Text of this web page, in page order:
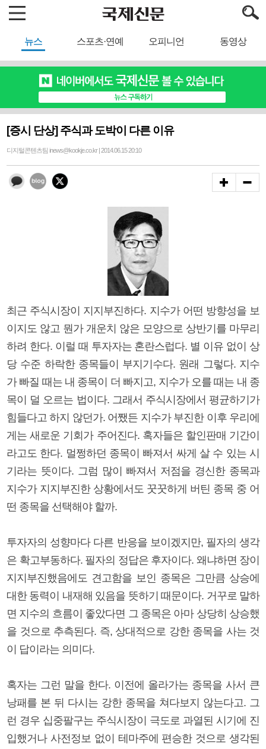
뉴스 스포츠·연예 오피니언 동영상
[증시 단상] 주식과 도박이 다른 이유
디지털콘텐츠팀 inews@kookje.co.kr | 2014.06.15 20:10
최근 주식시장이 지지부진하다. 지수가 어떤 방향성을 보
이지도 않고 뭔가 개운치 않은 모양으로 상반기를 마무리
하려 한다. 이럴 때 투자자는 혼란스럽다. 별 이유 없이 상
당 수준 하락한 종목들이 부지기수다. 원래 그렇다. 지수
가 빠질 때는 내 종목이 더 빠지고, 지수가 오를 때는 내 종
목이 덜 오르는 법이다. 그래서 주식시장에서 평균하기가
힘들다고 하지 않던가. 어쨌든 지수가 부진한 이후 우리에
게는 새로운 기회가 주어진다. 혹자들은 할인판매 기간이
라고도 한다. 멀쩡하던 종목이 빠져서 싸게 살 수 있는 시
기라는 뜻이다. 그럼 많이 빠져서 저점을 경신한 종목과
지수가 지지부진한 상황에서도 꿋꿋하게 버틴 종목 중 어
떤 종목을 선택해야 할까.
투자자의 성향마다 다른 반응을 보이겠지만, 필자의 생각
은 확고부동하다. 필자의 정답은 후자이다. 왜냐하면 장이
지지부진했음에도 견고함을 보인 종목은 그만큼 상승에
대한 동력이 내재해 있음을 뜻하기 때문이다. 거꾸로 말하
면 지수의 흐름이 좋았다면 그 종목은 아마 상당히 상승했
을 것으로 추측된다. 즉, 상대적으로 강한 종목을 사는 것
이 답이라는 의미다.
혹자는 그런 말을 한다. 이전에 올라가는 종목을 사서 큰
낭패를 본 뒤 다시는 강한 종목을 쳐다보지 않는다고. 그
런 경우 십중팔구는 주식시장이 극도로 과열된 시기에 진
입했거나 사전정보 없이 테마주에 편승한 것으로 생각된